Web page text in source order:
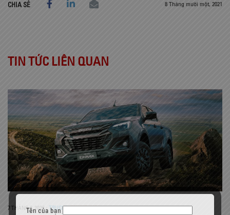
CHIA SẺ 8 Tháng mười một, 2021
TIN TỨC LIÊN QUAN
7 THÁNG 8, 2026- TRUCKS,PICKUP/SUV
Tên của bạn